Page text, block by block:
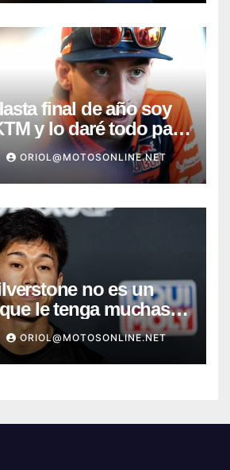
final de año soy
y lo daré todo para
primera victoria»
ORIOL@MOTOSONLINE.NET
no es un
le tenga muchas
ORIOL@MOTOSONLINE.NET